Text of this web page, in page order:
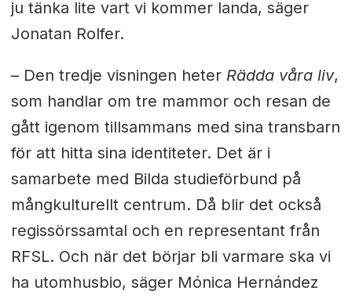
ju tänka lite vart vi kommer landa, säger
Jonatan Rolfer.
– Den tredje visningen heter Rädda våra liv,
som handlar om tre mammor och resan de
gått igenom tillsammans med sina transbarn
för att hitta sina identiteter. Det är i
samarbete med Bilda studieförbund på
mångkulturellt centrum. Då blir det också
regissörssamtal och en representant från
RFSL. Och när det börjar bli varmare ska vi
ha utomhusbio, säger Mónica Hernández